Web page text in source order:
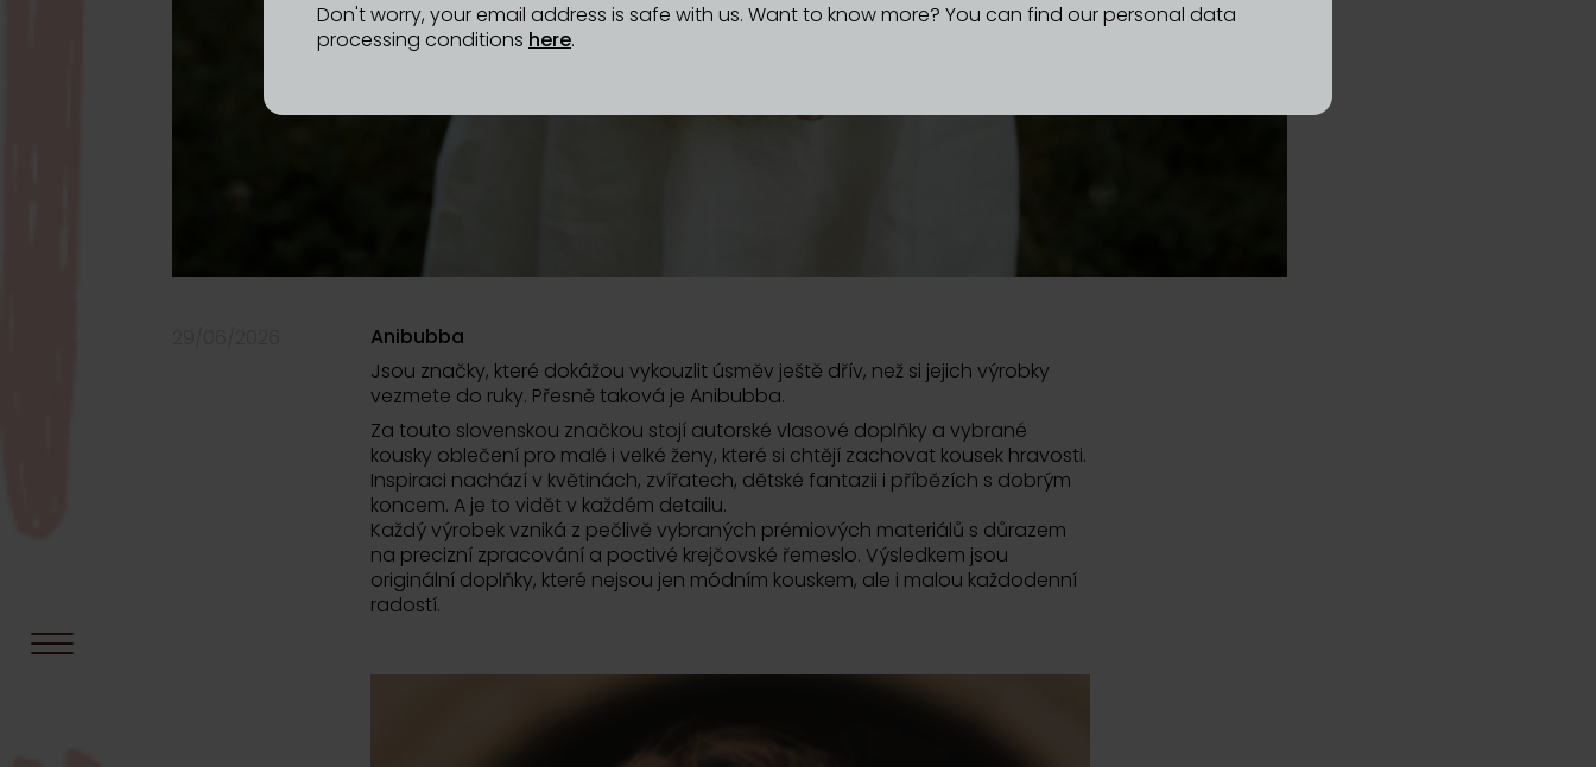
Anibubba
Jsou značky, které dokážou vykouzlit úsměv ještě dřív, než si jejich výrobky
vezmete do ruky. Přesně taková je Anibubba.
Za touto slovenskou značkou stojí autorské vlasové doplňky a vybrané
kousky oblečení pro malé i velké ženy, které si chtějí zachovat kousek hravosti.
Inspiraci nachází v květinách, zvířatech, dětské fantazii i příbězích s dobrým
koncem. A je to vidět v každém detailu.
Každý výrobek vzniká z pečlivě vybraných prémiových materiálů s důrazem
na precizní zpracování a poctivé krejčovské řemeslo. Výsledkem jsou
originální doplňky, které nejsou jen módním kouskem, ale i malou každodenní
radostí.
Don't worry, your email address is safe with us. Want to know more? You can find our personal data
processing conditions here.